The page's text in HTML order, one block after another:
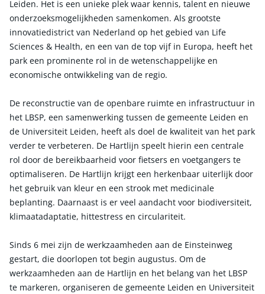
Leiden. Het is een unieke plek waar kennis, talent en nieuwe
onderzoeksmogelijkheden samenkomen. Als grootste
innovatiedistrict van Nederland op het gebied van Life
Sciences & Health, en een van de top vijf in Europa, heeft het
park een prominente rol in de wetenschappelijke en
economische ontwikkeling van de regio.
De reconstructie van de openbare ruimte en infrastructuur in
het LBSP, een samenwerking tussen de gemeente Leiden en
de Universiteit Leiden, heeft als doel de kwaliteit van het park
verder te verbeteren. De Hartlijn speelt hierin een centrale
rol door de bereikbaarheid voor fietsers en voetgangers te
optimaliseren. De Hartlijn krijgt een herkenbaar uiterlijk door
het gebruik van kleur en een strook met medicinale
beplanting. Daarnaast is er veel aandacht voor biodiversiteit,
klimaatadaptatie, hittestress en circulariteit.
Sinds 6 mei zijn de werkzaamheden aan de Einsteinweg
gestart, die doorlopen tot begin augustus. Om de
werkzaamheden aan de Hartlijn en het belang van het LBSP
te markeren, organiseren de gemeente Leiden en Universiteit